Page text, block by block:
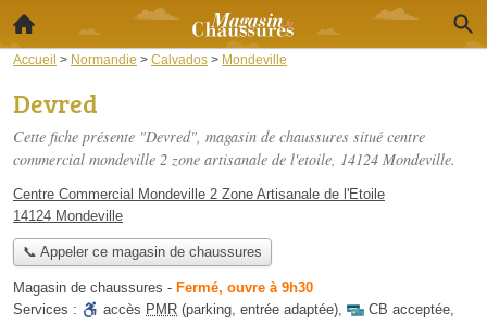
Accueil > Normandie > Calvados > Mondeville
Devred
Cette fiche présente "Devred", magasin de chaussures situé centre
commercial mondeville 2 zone artisanale de l'etoile, 14124 Mondeville.
Centre Commercial Mondeville 2 Zone Artisanale de l'Etoile
14124 Mondeville
📞 Appeler ce magasin de chaussures
Magasin de chaussures - Fermé, ouvre à 9h30
Services :
accès PMR (parking, entrée adaptée), CB acceptée,